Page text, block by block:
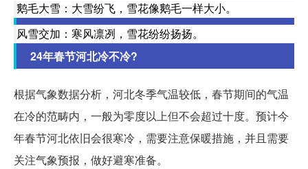
鹅毛大雪：大雪纷飞，雪花像鹅毛一样大小。
风雪交加：寒风凛冽，雪花纷纷扬扬。
24年春节河北冷不冷?
根据气象数据分析，河北冬季气温较低，春节期间的气温
在冷的范畴内，一般为零度以上但不会超过十度。预计今
年春节河北依旧会很寒冷，需要注意保暖措施，并且需要
关注气象预报，做好避寒准备。